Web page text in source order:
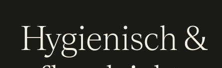
Hygienisch &